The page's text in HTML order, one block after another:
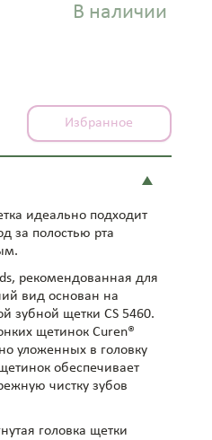
В наличии
Избранное
идеально подходит
за полостью рта
рекомендованная для
вид основан на
зубной щетки CS 5460.
щетинок Curen®
уложенных в головку
обеспечивает
чистку зубов
головка щетки